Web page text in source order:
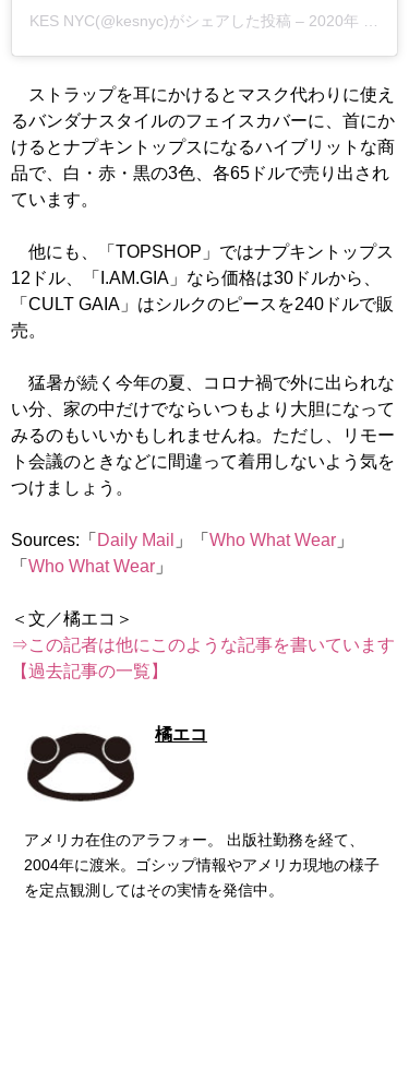
KES NYC(@kesnyc)がシェアした投稿 – 2020年 8月月13日午後3時02分PDT
ストラップを耳にかけるとマスク代わりに使え
るバンダナスタイルのフェイスカバーに、首にか
けるとナプキントップスになるハイブリットな商
品で、白・赤・黒の3色、各65ドルで売り出され
ています。
他にも、「TOPSHOP」ではナプキントップス
12ドル、「I.AM.GIA」なら価格は30ドルから、
「CULT GAIA」はシルクのピースを240ドルで販
売。
猛暑が続く今年の夏、コロナ禍で外に出られな
い分、家の中だけでならいつもより大胆になって
みるのもいいかもしれませんね。ただし、リモー
ト会議のときなどに間違って着用しないよう気を
つけましょう。
Sources:「 Daily Mail 」「 Who What Wear 」
「 Who What Wear 」
⇒この記者は他にこのような記事を書いています
【過去記事の一覧】
橘エコ
アメリカ在住のアラフォー。 出版社勤務を経て、
2004年に渡米。ゴシップ情報やアメリカ現地の様子
を定点観測してはその実情を発信中。